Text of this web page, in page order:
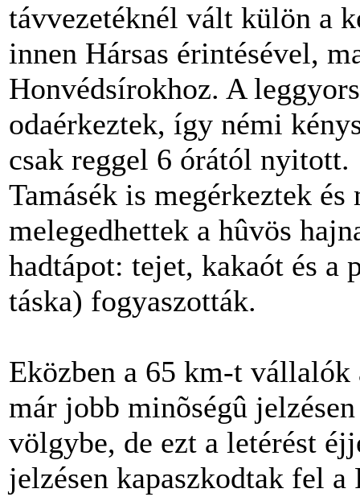
távvezetéknél vált külön a
innen Hársas érintésével,
Honvédsírokhoz. A
odaérkeztek, így némi
csak reggel 6 órától
Tamásék is megérkeztek
melegedhettek a hûvös
hadtápot: tejet, kakaót és a
táska) fogyaszották.
Eközben a 65 km-t vállalók
már jobb minõségû
völgybe, de ezt a letérést
jelzésen kapaszkodtak fel